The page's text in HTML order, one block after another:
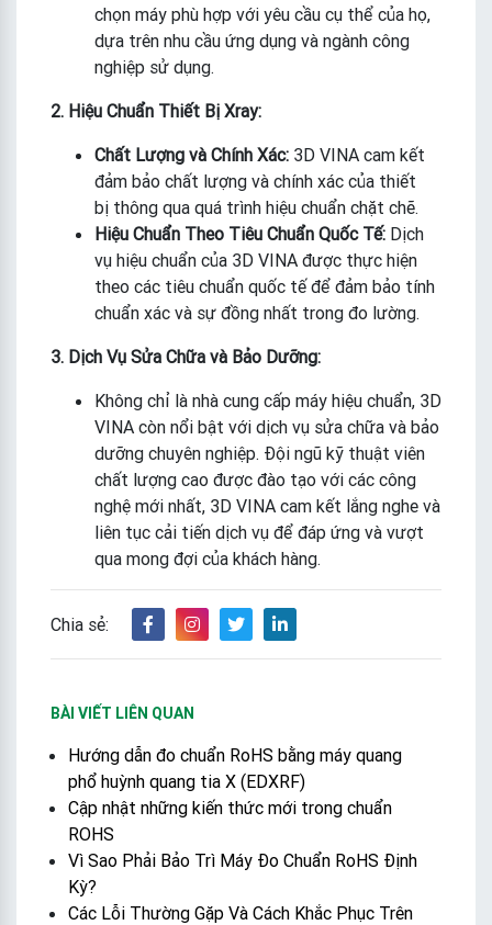
chọn máy phù hợp với yêu cầu cụ thể của họ,
dựa trên nhu cầu ứng dụng và ngành công
nghiệp sử dụng.
2. Hiệu Chuẩn Thiết Bị Xray:
Chất Lượng và Chính Xác: 3D VINA cam kết
đảm bảo chất lượng và chính xác của thiết
bị thông qua quá trình hiệu chuẩn chặt chẽ.
Hiệu Chuẩn Theo Tiêu Chuẩn Quốc Tế: Dịch
vụ hiệu chuẩn của 3D VINA được thực hiện
theo các tiêu chuẩn quốc tế để đảm bảo tính
chuẩn xác và sự đồng nhất trong đo lường.
3. Dịch Vụ Sửa Chữa và Bảo Dưỡng:
Không chỉ là nhà cung cấp máy hiệu chuẩn, 3D
VINA còn nổi bật với dịch vụ sửa chữa và bảo
dưỡng chuyên nghiệp. Đội ngũ kỹ thuật viên
chất lượng cao được đào tạo với các công
nghệ mới nhất, 3D VINA cam kết lắng nghe và
liên tục cải tiến dịch vụ để đáp ứng và vượt
qua mong đợi của khách hàng.
Chia sẻ:
BÀI VIẾT LIÊN QUAN
Hướng dẫn đo chuẩn RoHS bằng máy quang
phổ huỳnh quang tia X (EDXRF)
Cập nhật những kiến thức mới trong chuẩn
ROHS
Vì Sao Phải Bảo Trì Máy Đo Chuẩn RoHS Định
Kỳ?
Các Lỗi Thường Gặp Và Cách Khắc Phục Trên